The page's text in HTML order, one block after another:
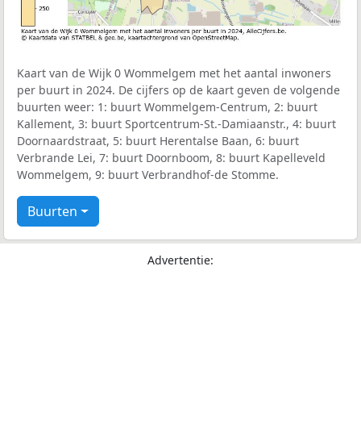
Kaart van de Wijk 0 Wommelgem met het aantal inwoners
per buurt in 2024. De cijfers op de kaart geven de volgende
buurten weer: 1: buurt Wommelgem-Centrum, 2: buurt
Kallement, 3: buurt Sportcentrum-St.-Damiaanstr., 4: buurt
Doornaardstraat, 5: buurt Herentalse Baan, 6: buurt
Verbrande Lei, 7: buurt Doornboom, 8: buurt Kapelleveld
Wommelgem, 9: buurt Verbrandhof-de Stomme.
Buurten
Advertentie: